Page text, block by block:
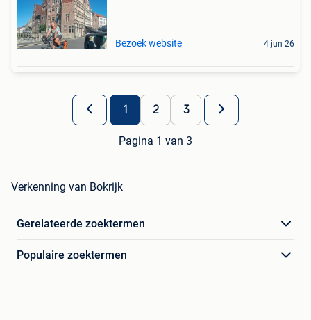
Bezoek website 4 jun 26
1 2 3
Pagina 1 van 3
Verkenning van Bokrijk
Gerelateerde zoektermen
Populaire zoektermen